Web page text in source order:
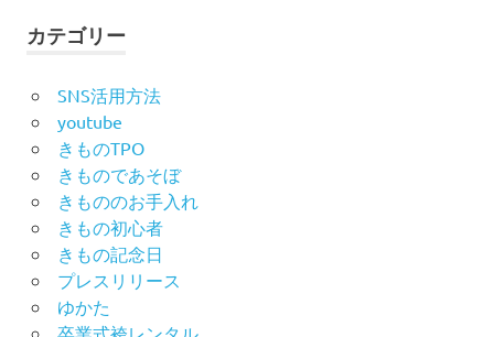
カテゴリー
SNS活用方法
youtube
きものTPO
きものであそぼ
きもののお手入れ
きもの初心者
きもの記念日
プレスリリース
ゆかた
卒業式袴レンタル